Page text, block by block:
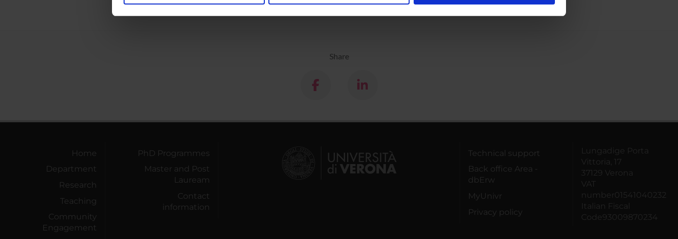
Share
Home
Department
Research
Teaching
Community
Engagement
PhD Programmes
Master and Post
Lauream
Contact
information
Technical support
Back office Area -
dbErw
MyUnivr
Privacy policy
Lungadige Porta
Vittoria, 17
37129 Verona
VAT
number01541040232
Italian Fiscal
Code93009870234